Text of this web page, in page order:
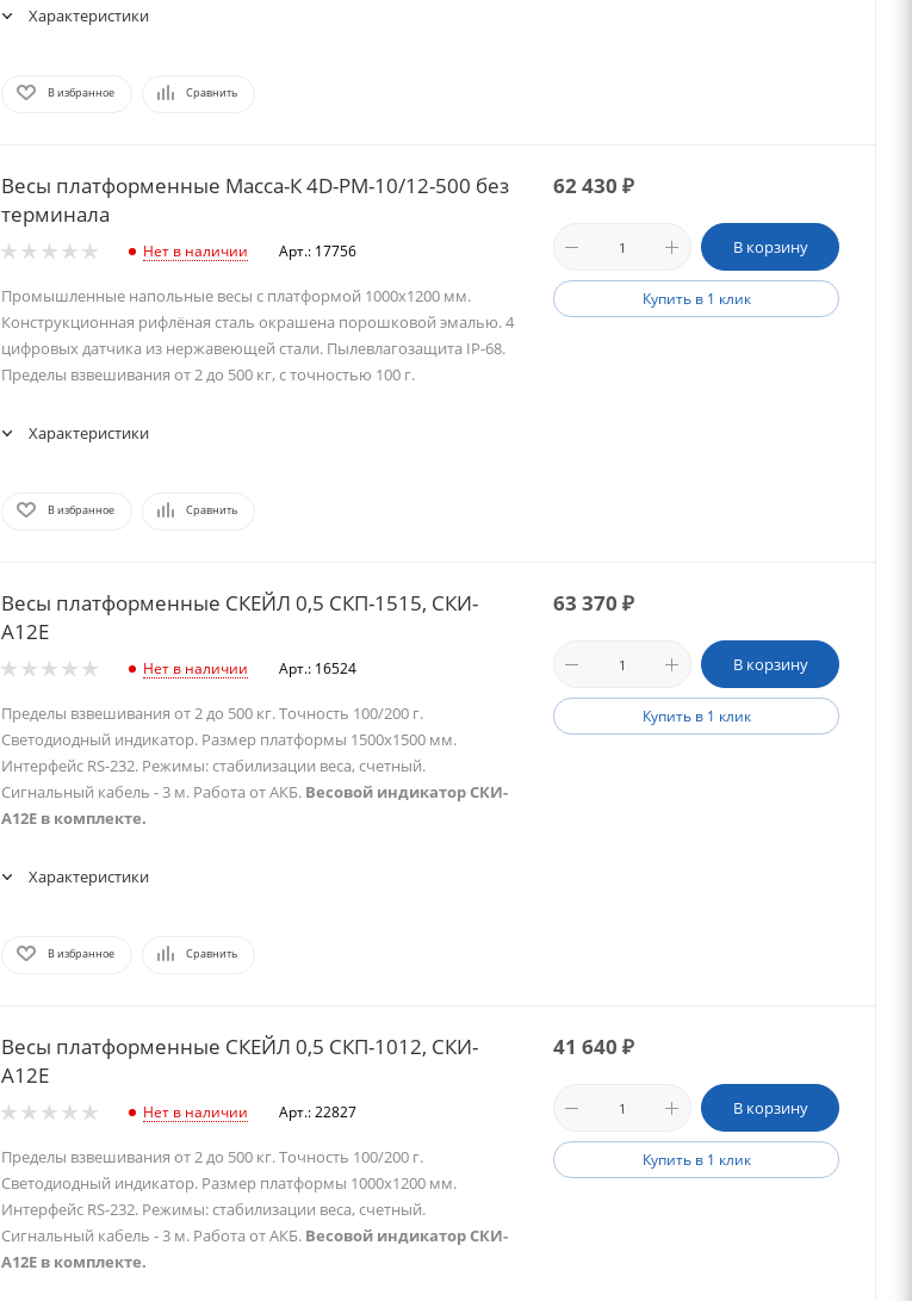
Характеристики
В избранное Сравнить
Весы платформенные Масса-К 4D-PM-10/12-500 без
терминала
Нет в наличии Арт.: 17756
Промышленные напольные весы с платформой 1000х1200 мм.
Конструкционная рифлёная сталь окрашена порошковой эмалью. 4
цифровых датчика из нержавеющей стали. Пылевлагозащита IP-68.
Пределы взвешивания от 2 до 500 кг, с точностью 100 г.
Характеристики
В избранное Сравнить
62 430 ₽
В корзину
Купить в 1 клик
Весы платформенные СКЕЙЛ 0,5 СКП-1515, СКИ-
А12Е
Нет в наличии Арт.: 16524
Пределы взвешивания от 2 до 500 кг. Точность 100/200 г.
Светодиодный индикатор. Размер платформы 1500х1500 мм.
Интерфейс RS-232. Режимы: стабилизации веса, счетный.
Сигнальный кабель - 3 м. Работа от АКБ. Весовой индикатор СКИ-
А12Е в комплекте.
Характеристики
В избранное Сравнить
63 370 ₽
В корзину
Купить в 1 клик
Весы платформенные СКЕЙЛ 0,5 СКП-1012, СКИ-
А12Е
Нет в наличии Арт.: 22827
Пределы взвешивания от 2 до 500 кг. Точность 100/200 г.
Светодиодный индикатор. Размер платформы 1000х1200 мм.
Интерфейс RS-232. Режимы: стабилизации веса, счетный.
Сигнальный кабель - 3 м. Работа от АКБ. Весовой индикатор СКИ-
А12Е в комплекте.
41 640 ₽
В корзину
Купить в 1 клик